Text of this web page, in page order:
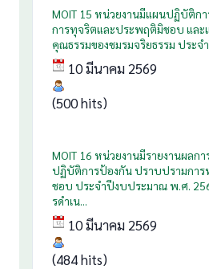
MOIT 15 หน่วยงานมีแผนปฏิบัติก
การทุจริตและประพฤติมิชอบ และ
คุณธรรมของชมรมจริยธรรม ประ
10 มีนาคม 2569
(500 hits)
MOIT 16 หน่วยงานมีรายงานผลก
ปฏิบัติการป้องกัน ปราบปรามกา
ชอบ ประจำปีงบประมาณ พ.ศ.
รดำเน...
10 มีนาคม 2569
(484 hits)